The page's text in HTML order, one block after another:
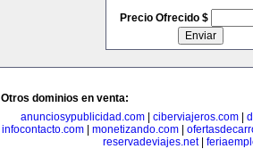
Precio Ofrecido $
Otros dominios en venta:
anunciosypublicidad.com| ciberviajeros.com|
infocontacto.com
monetizando.com
reservadeviajes.net|